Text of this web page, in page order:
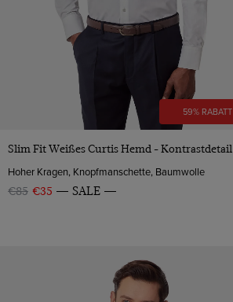
59% RABATT
VORSCHAU
Slim Fit Weißes Curtis Hemd - Kontrastdetail
Hoher Kragen, Knopfmanschette, Baumwolle
€85 €35 SALE